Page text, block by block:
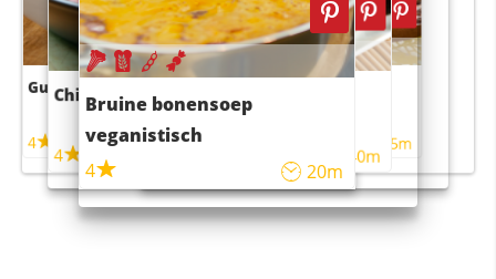
Guacamole
4
Chili con carne
4 45m
Bruine bonensoep
veganistisch
4
20m
Sushi rijstsalade
maaltijdsalade
40m
4 55m